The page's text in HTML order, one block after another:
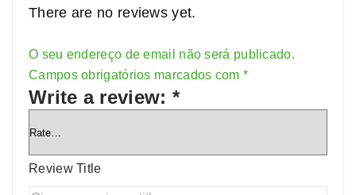
There are no reviews yet.
O seu endereço de email não será publicado.
Campos obrigatórios marcados com *
Write a review: *
Review Title
Alternative: